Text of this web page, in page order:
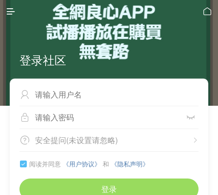
 
登录社区

 
 
安全提问(未设置请忽略)
 阅读并同意 《用户协议》 和 《隐私声明》
登录